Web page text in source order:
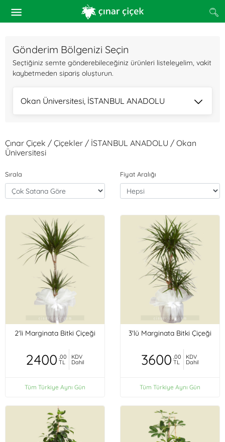
Gönderim Bölgenizi Seçin
Seçtiğiniz semte gönderebileceğiniz ürünleri listeleyelim, vakit
kaybetmeden sipariş oluşturun.
Okan Üniversitesi, İSTANBUL ANADOLU
Çınar Çiçek / Çiçekler / İSTANBUL ANADOLU / Okan
Üniversitesi
Sırala Fiyat Aralığı
2'li Marginata Bitki Çiçeği
2400 ,00
TL
KDV
Dahil
Tüm Türkiye Aynı Gün
3'lü Marginata Bitki Çiçeği
3600 ,00
TL
KDV
Dahil
Tüm Türkiye Aynı Gün